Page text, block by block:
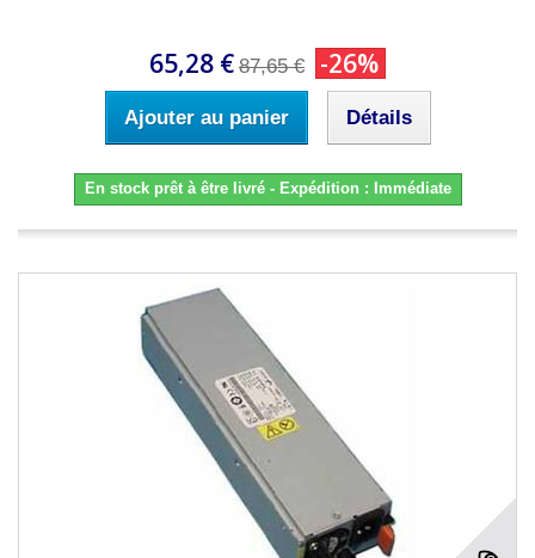
65,28 € 87,65 € -26%
Ajouter au panier Détails
En stock prêt à être livré - Expédition : Immédiate